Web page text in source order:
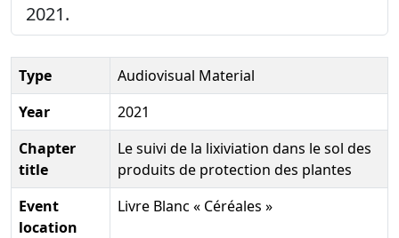
2021.
Type
Audiovisual Material
Year
2021
Chapter
title
Le suivi de la lixiviation dans le sol des
produits de protection des plantes
Event
location
Livre Blanc « Céréales »